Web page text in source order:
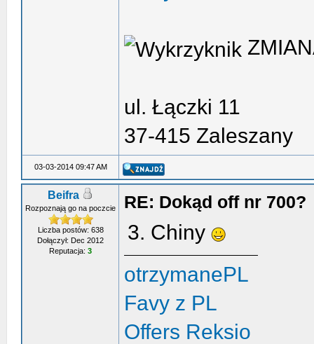
ul. Łączki 11
37-415 Zaleszany
03-03-2014 09:47 AM
Beifra
Rozpoznają go na poczcie
Liczba postów: 638
Dołączył: Dec 2012
Reputacja: 3
RE: Dokąd off nr 700?
3. Chiny
otrzymanePL
Favy z PL
Offers Reksio